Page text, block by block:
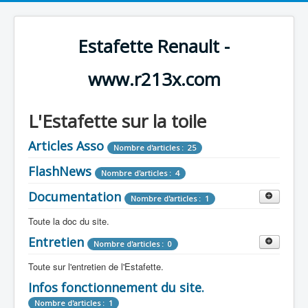
Estafette Renault -
www.r213x.com
L'Estafette sur la toile
Articles Asso Nombre d'articles : 25
FlashNews Nombre d'articles : 4
Documentation Nombre d'articles : 1
Toute la doc du site.
Revue de Presse Nombre d'articles : 9
Tous les articles que l'on a vu sur l'estafette !
Camping Car Nombre d'articles : 3
Entretien Nombre d'articles : 0
Toute sur l'entretien de l'Estafette.
Mécanique Nombre d'articles : 0
Infos fonctionnement du site.
Nombre d'articles : 1